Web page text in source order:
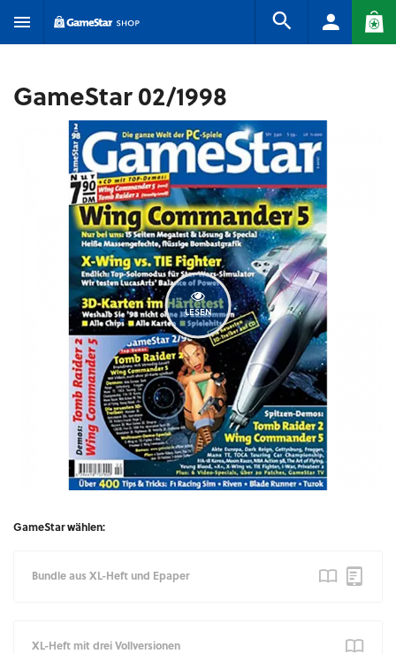
GameStar 02/1998
LESEN
GameStar wählen:
Bundle aus XL-Heft und Epaper
XL-Heft mit drei Vollversionen